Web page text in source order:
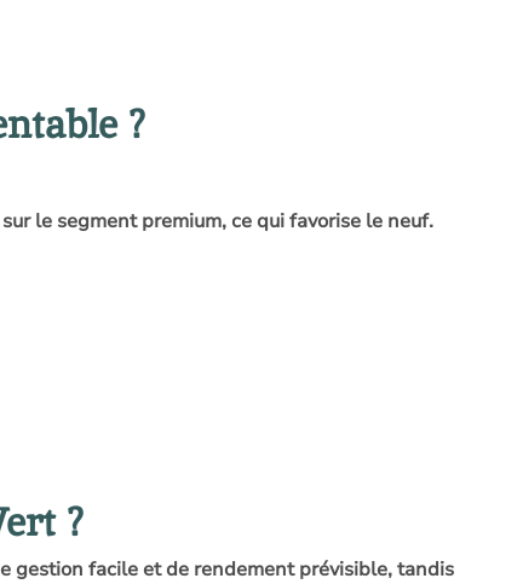
?
le segment premium, ce qui favorise le neuf.
?
gestion facile et de rendement prévisible, tandis